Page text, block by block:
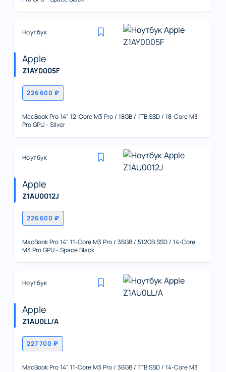
Ноутбук
Apple
Z1AY0005F
226 600 ₽
MacBook Pro 14" 12-Core M3 Pro / 18GB / 1TB SSD / 18-Core M3
Pro GPU - Silver
Ноутбук
Apple
Z1AU0012J
226 600 ₽
MacBook Pro 14" 11-Core M3 Pro / 36GB / 512GB SSD / 14-Core
M3 Pro GPU - Space Black
Ноутбук
Apple
Z1AU0LL/A
227 700 ₽
MacBook Pro 14" 11-Core M3 Pro / 36GB / 1TB SSD / 14-Core M3